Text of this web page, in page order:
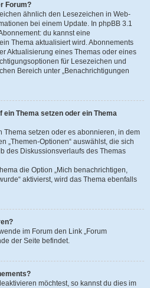
Forum?
ähnlich den Lesezeichen in Web-
bei einem Update. In phpBB 3.1
du kannst eine
Thema aktualisiert wird. Abonnements
Aktualisierung eines Themas oder eines
für Lesezeichen und
Bereich unter „Benachrichtigungen
ein Thema setzen oder ein Thema
Thema setzen oder es abonnieren, in dem
„Themen-Optionen“ auswählst, die sich
des Diskussionsverlaufs des Themas
die Option „Mich benachrichtigen,
aktivierst, wird das Thema ebenfalls
im Forum den Link „Forum
der Seite befindet.
möchtest, so kannst du dies im